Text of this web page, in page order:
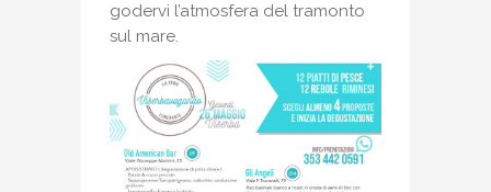
godervi l’atmosfera del tramonto
sul mare.